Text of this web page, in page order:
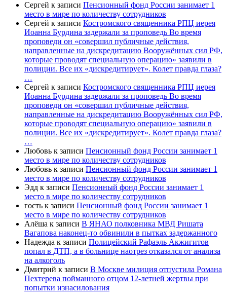
Сергей к записи Пенсионный фонд России занимает 1
место в мире по количеству сотрудников
Сергей к записи Костромского священника РПЦ иерея
Иоанна Бурдина задержали за проповедь Во время
проповеди он «совершил публичные действия,
направленные на дискредитацию Вооружённых сил РФ,
которые проводят специальную операцию» заявили в
полиции. Все их «дискредитирует». Колет правда глаза?
…
Сергей к записи Костромского священника РПЦ иерея
Иоанна Бурдина задержали за проповедь Во время
проповеди он «совершил публичные действия,
направленные на дискредитацию Вооружённых сил РФ,
которые проводят специальную операцию» заявили в
полиции. Все их «дискредитирует». Колет правда глаза?
…
Любовь к записи Пенсионный фонд России занимает 1
место в мире по количеству сотрудников
Любовь к записи Пенсионный фонд России занимает 1
место в мире по количеству сотрудников
Эдд к записи Пенсионный фонд России занимает 1
место в мире по количеству сотрудников
гость к записи Пенсионный фонд России занимает 1
место в мире по количеству сотрудников
Алёша к записи В ЯНАО полковника МВД Ришата
Вагапова наконец-то обвинили в пытках задержанного
Надежда к записи Полицейский Рафаэль Акжигитов
попал в ДТП, а в больнице наотрез отказался от анализа
на алкоголь
Дмитрий к записи В Москве милиция отпустила Романа
Пехтерева пойманного отцом 12-летней жертвы при
попытки изнасилования